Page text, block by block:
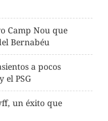
Camp Nou que
Bernabéu
a pocos
el PSG
un éxito que